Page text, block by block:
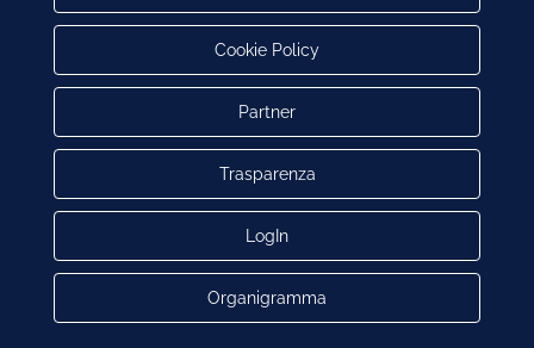
Cookie Policy
Partner
Trasparenza
LogIn
Organigramma